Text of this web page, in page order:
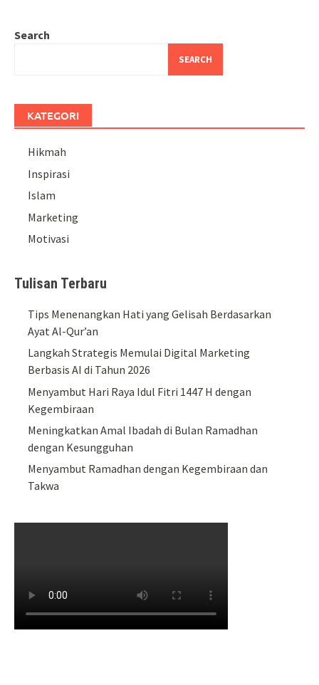
Search
SEARCH
KATEGORI
Hikmah
Inspirasi
Islam
Marketing
Motivasi
Tulisan Terbaru
Tips Menenangkan Hati yang Gelisah Berdasarkan
Ayat Al-Qur’an
Langkah Strategis Memulai Digital Marketing
Berbasis AI di Tahun 2026
Menyambut Hari Raya Idul Fitri 1447 H dengan
Kegembiraan
Meningkatkan Amal Ibadah di Bulan Ramadhan
dengan Kesungguhan
Menyambut Ramadhan dengan Kegembiraan dan
Takwa